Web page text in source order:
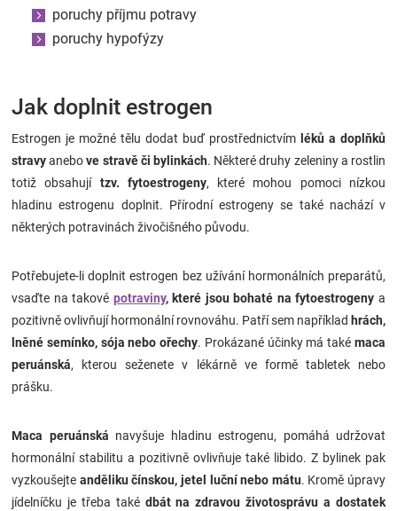
poruchy příjmu potravy
poruchy hypofýzy
Jak doplnit estrogen
Estrogen je možné tělu dodat buď prostřednictvím léků a doplňků
stravyanebove stravě či bylinkách. Některé druhy zeleniny a rostlin
totiž obsahují tzv. fytoestrogeny, které mohou pomoci nízkou
hladinu estrogenu doplnit. Přírodní estrogeny se také nachází v
některých potravinách živočišného původu.
Potřebujete-li doplnit estrogen bez užívání hormonálních preparátů,
vsaďte na takové potraviny, které jsou bohaté na fytoestrogeny a
pozitivně ovlivňují hormonální rovnováhu. Patří sem například hrách,
lněné semínko, sója nebo ořechy. Prokázané účinky má takémaca
peruánská, kterou seženete v lékárně ve formě tabletek nebo
prášku.
Maca peruánská navyšuje hladinu estrogenu, pomáhá udržovat
hormonální stabilitu a pozitivně ovlivňuje také libido. Z bylinek pak
vyzkoušejte anděliku čínskou, jetel luční nebo mátu. Kromě úpravy
jídelníčku je třeba takédbát na zdravou životosprávu a dostatek